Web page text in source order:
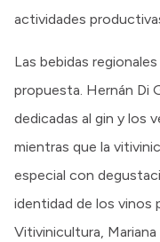
actividades
Las bebidas
propuesta. Hernán Di
dedicadas al gin y los
mientras que la
especial con
identidad de los vinos
Vitivinicultura,